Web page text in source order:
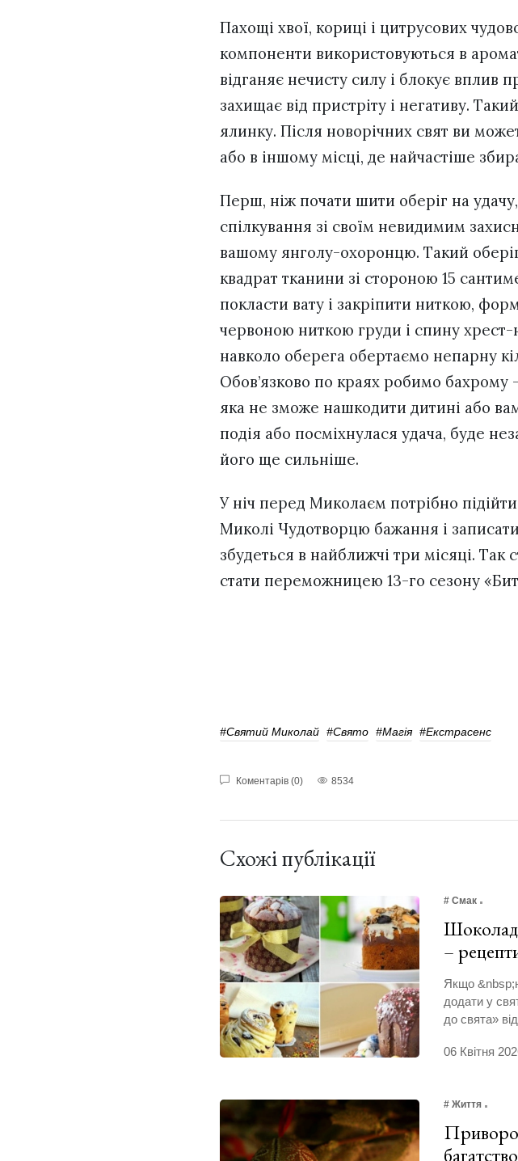
Пахощі хвої, кориці і цитрусових
компоненти використовуються в
відганяє нечисту силу і блокує вплив
захищає від пристріту і негативу.
ялинку. Після новорічних свят ви
або в іншому місці, де найчастіше
Перш, ніж почати шити оберіг на
спілкування зі своїм невидимим
вашому янголу-охоронцю. Такий
квадрат тканини зі стороною 15
покласти вату і закріпити ниткою,
червоною ниткою груди і спину
навколо оберега обертаємо непарну
Обов’язково по краях робимо бахрому
яка не зможе нашкодити дитині або
подія або посміхнулася удача, буде
його ще сильніше.
У ніч перед Миколаєм потрібно
Миколі Чудотворцю бажання і
збудеться в найближчі три місяці.
стати переможницею 13-го сезону
#святий Миколай #свято #магія #екстрасенс
Коментарів (0) 8534
Схожі публікації
# Смак
–
Якщо
додати у
до свята»
06 Квітня
# Життя